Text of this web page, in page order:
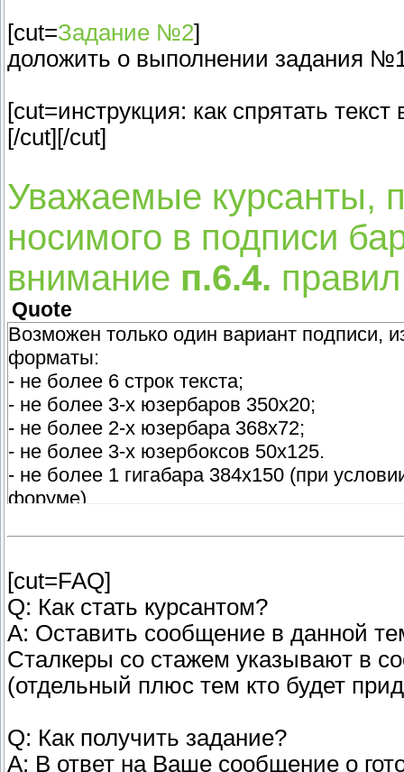
[cut=Задание №2]
доложить о выполнении задания
[cut=инструкция: как спрятать текст
[/cut][/cut]
Уважаемые курсанты,
носимого в подписи
внимание п.6.4.
Quote
Возможен только один вариант подписи,
форматы:
- не более 6 строк текста;
- не более 3-х юзербаров 350х20;
- не более 2-x юзербара 368х72;
- не более 3-х юзербоксов 50х125.
- не более 1 гигабара 384х150 (при
форуме).
[cut=FAQ]
Q: Как стать курсантом?
A: Оставить сообщение в данной
Сталкеры со стажем указывают в
(отдельный плюс тем кто будет
Q: Как получить задание?
A: В ответ на Ваше сообщение о